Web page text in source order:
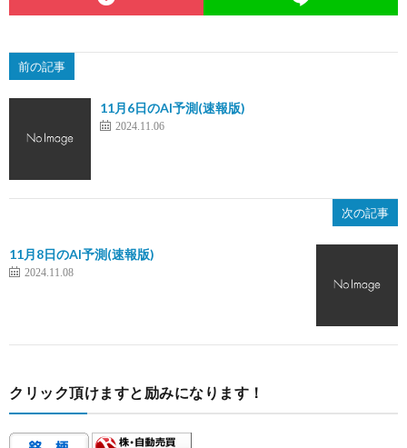
前の記事
11月6日のAI予測(速報版)
2024.11.06
次の記事
11月8日のAI予測(速報版)
2024.11.08
クリック頂けますと励みになります！